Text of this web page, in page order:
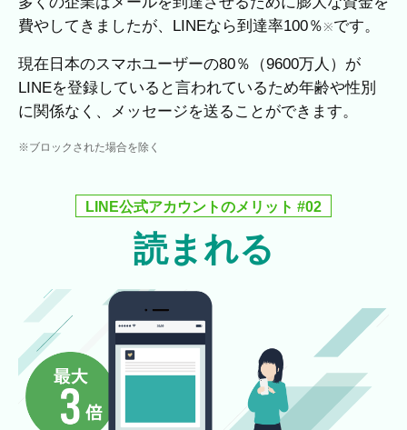
費やしてきましたが、LINEなら到達率100％※です。
現在日本のスマホユーザーの80％（9600万人）が
LINEを登録していると言われているため年齢や性別
に関係なく、メッセージを送ることができます。
※ブロックされた場合を除く
LINE公式アカウントのメリット #02
読まれる